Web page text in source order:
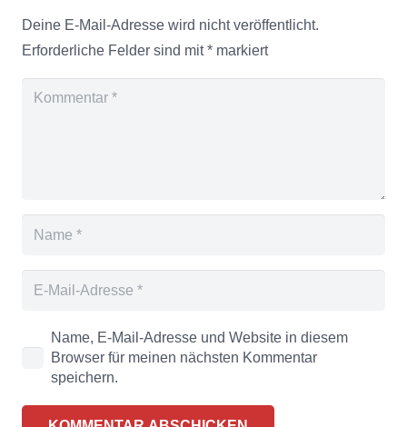
Deine E-Mail-Adresse wird nicht veröffentlicht.
Erforderliche Felder sind mit* markiert
Name, E-Mail-Adresse und Website in diesem
Browser für meinen nächsten Kommentar
speichern.